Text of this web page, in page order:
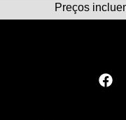
Preços